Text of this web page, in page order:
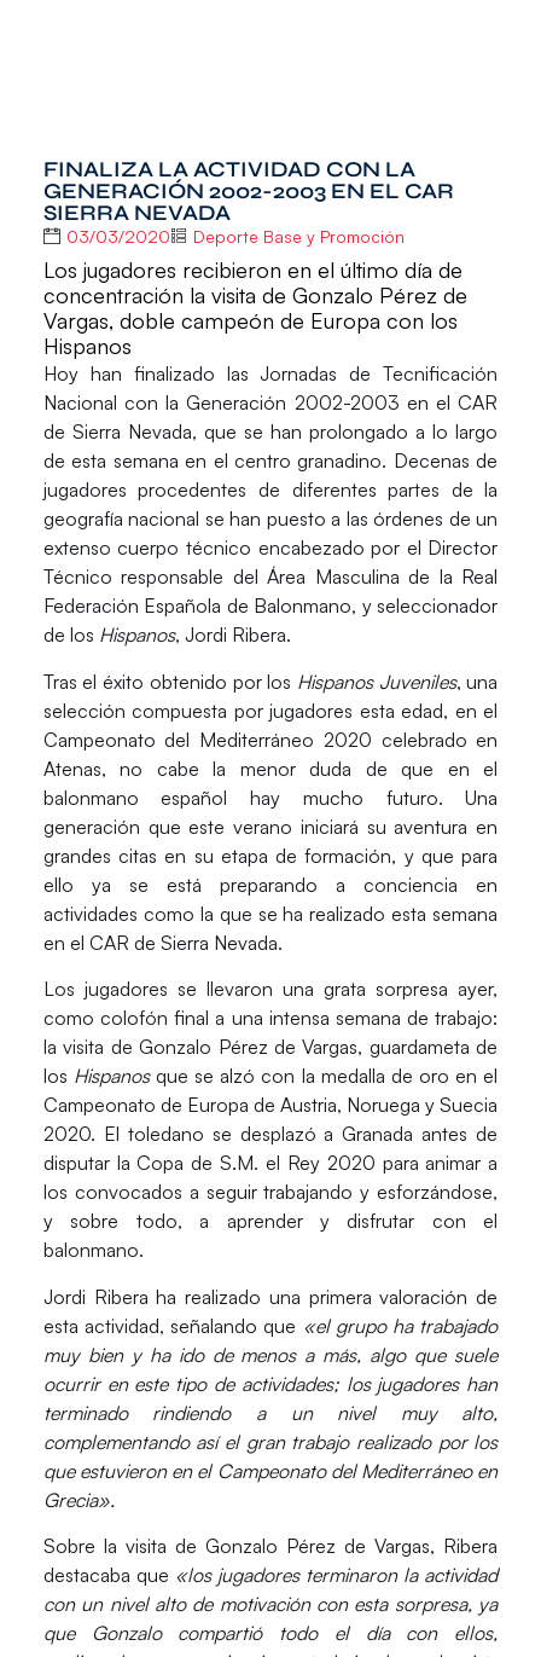
FINALIZA LA ACTIVIDAD CON LA
GENERACIÓN 2002-2003 EN EL CAR
SIERRA NEVADA
03/03/2020 Deporte Base y Promoción
Los jugadores recibieron en el último día de
concentración la visita de Gonzalo Pérez de
Vargas, doble campeón de Europa con los
Hispanos
Hoy han finalizado lasJornadas de Tecnificación
Nacionalcon laGeneración 2002-2003 en elCAR
de Sierra Nevada, que se han prolongado a lo largo
de esta semana en el centro granadino. Decenas de
jugadores procedentes de diferentes partes de la
geografía nacional se han puesto a las órdenes de un
extenso cuerpo técnico encabezado por el Director
Técnico responsable del Área Masculina de la Real
Federación Española de Balonmano, y seleccionador
de los Hispanos, Jordi Ribera.
Tras el éxito obtenido por los Hispanos Juveniles, una
selección compuesta por jugadores esta edad, en el
Campeonato del Mediterráneo 2020 celebrado en
Atenas, no cabe la menor duda de que en el
balonmano español hay mucho futuro. Una
generación que este verano iniciará su aventura en
grandes citas en su etapa de formación, y que para
ello ya se está preparando a conciencia en
actividades como la que se ha realizado esta semana
en el CAR de Sierra Nevada.
Los jugadores se llevaron una grata sorpresa ayer,
como colofón final a una intensa semana de trabajo:
la visita deGonzalo Pérez de Vargas, guardameta de
los Hispanosque se alzó con la medalla de oro en el
Campeonato de Europa de Austria, Noruega y Suecia
2020. El toledano se desplazó a Granada antes de
disputar la Copa de S.M. el Rey 2020 para animar a
los convocados a seguir trabajando y esforzándose,
y sobre todo, a aprender y disfrutar con el
balonmano.
Jordi Ribera ha realizado una primera valoración de
esta actividad, señalando que «el grupo ha trabajado
muy bien y ha ido de menos a más, algo que suele
ocurrir en este tipo de actividades; los jugadores han
terminado rindiendo a un nivel muy alto,
complementando así el gran trabajo realizado por los
que estuvieron en el Campeonato del Mediterráneo en
Grecia».
Sobre la visita de Gonzalo Pérez de Vargas, Ribera
destacaba que «los jugadores terminaron la actividad
con un nivel alto de motivación con esta sorpresa, ya
que
Gonzalo compartió todo el día con ellos,